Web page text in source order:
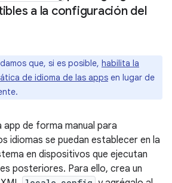
a la configuración del
que, si es posible, habilita la
de idioma de las apps en lugar de
app de forma manual para
idiomas se puedan establecer en la
en dispositivos que ejecutan
posteriores. Para ello, crea un